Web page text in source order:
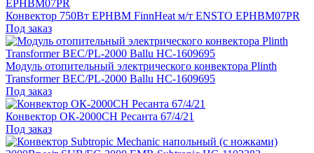
Конвектор 750Вт EPHBM FinnHeat м/т ENSTO EPHBM07PR
Под заказ
Модуль отопительный электрического конвектора Plinth
Transformer BEC/PL-2000 Ballu НС-1609695
Под заказ
Конвектор ОК-2000СН Ресанта 67/4/21
Под заказ